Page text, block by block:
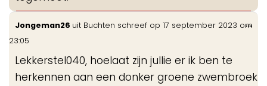
Jongeman26 uit Buchten schreef op 17 september 2023 om
23:05
Lekkerstel040, hoelaat zijn jullie er ik ben te
herkennen aan een donker groene zwembroek
...